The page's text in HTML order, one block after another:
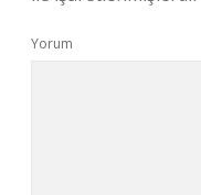
Yorum